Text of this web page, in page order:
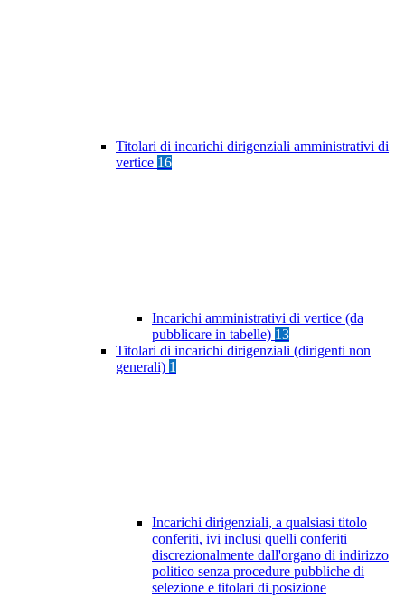
Titolari di incarichi dirigenziali amministrativi di
vertice 16
Incarichi amministrativi di vertice (da
pubblicare in tabelle) 13
Titolari di incarichi dirigenziali (dirigenti non
generali) 1
Incarichi dirigenziali, a qualsiasi titolo
conferiti, ivi inclusi quelli conferiti
discrezionalmente dall'organo di indirizzo
politico senza procedure pubbliche di
selezione e titolari di posizione